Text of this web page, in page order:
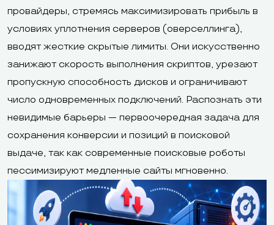
провайдеры, стремясь максимизировать прибыль в
условиях уплотнения серверов (оверселлинга),
вводят жесткие скрытые лимиты. Они искусственно
занижают скорость выполнения скриптов, урезают
пропускную способность дисков и ограничивают
число одновременных подключений. Распознать эти
невидимые барьеры — первоочередная задача для
сохранения конверсии и позиций в поисковой
выдаче, так как современные поисковые роботы
пессимизируют медленные сайты мгновенно.